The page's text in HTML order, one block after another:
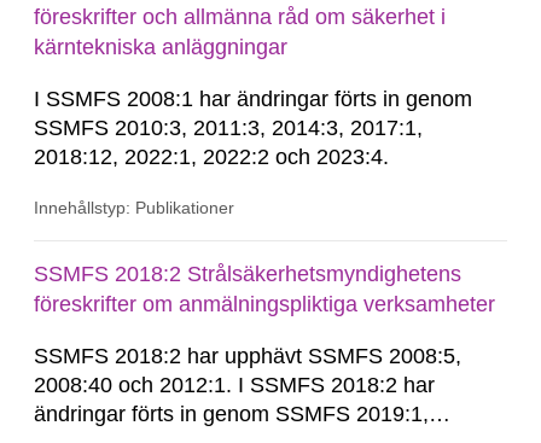
senast gällande...
föreskrifter och allmänna råd om säkerhet i
kärntekniska anläggningar
I SSMFS 2008:1 har ändringar förts in genom
SSMFS 2010:3, 2011:3, 2014:3, 2017:1,
2018:12, 2022:1, 2022:2 och 2023:4.
Innehållstyp: Publikationer
SSMFS 2018:2 Strålsäkerhetsmyndighetens
föreskrifter om anmälningspliktiga verksamheter
SSMFS 2018:2 har upphävt SSMFS 2008:5,
2008:40 och 2012:1. I SSMFS 2018:2 har
ändringar förts in genom SSMFS 2019:1,